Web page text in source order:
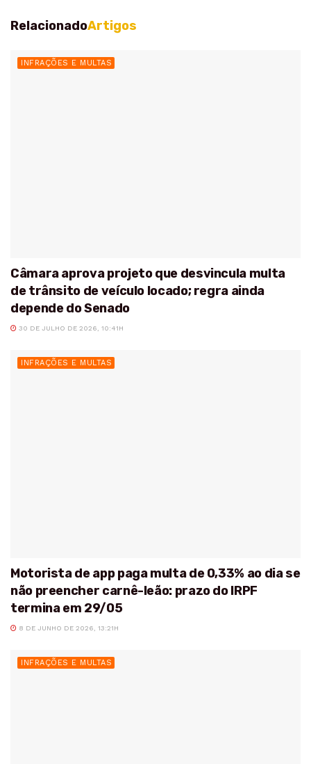
RelacionadoArtigos
INFRAÇÕES E MULTAS
Câmara aprova projeto que desvincula multa
de trânsito de veículo locado; regra ainda
depende do Senado
30 DE JULHO DE 2026, 10:41H
INFRAÇÕES E MULTAS
Motorista de app paga multa de 0,33% ao dia se
não preencher carnê-leão: prazo do IRPF
termina em 29/05
8 DE JUNHO DE 2026, 13:21H
INFRAÇÕES E MULTAS